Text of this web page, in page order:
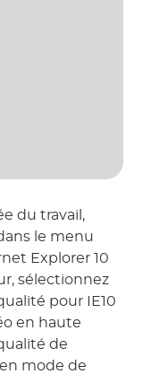
du travail,
le menu
Explorer 10
sélectionnez
pour IE10
en haute
de
mode de